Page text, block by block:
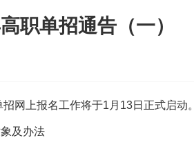
职单招通告（一）
上报名工作将于1月13日正式启动。
及办法